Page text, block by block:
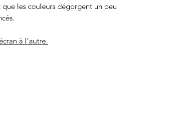
les couleurs dégorgent un peu
à l’autre.